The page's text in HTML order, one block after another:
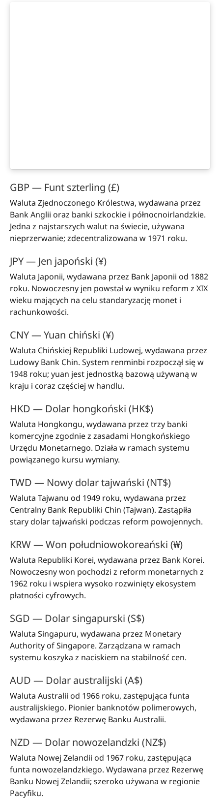
GBP — Funt szterling (£)
Waluta Zjednoczonego Królestwa, wydawana przez
Bank Anglii oraz banki szkockie i północnoirlandzkie.
Jedna z najstarszych walut na świecie, używana
nieprzerwanie; zdecentralizowana w 1971 roku.
JPY — Jen japoński (¥)
Waluta Japonii, wydawana przez Bank Japonii od 1882
roku. Nowoczesny jen powstał w wyniku reform z XIX
wieku mających na celu standaryzację monet i
rachunkowości.
CNY — Yuan chiński (¥)
Waluta Chińskiej Republiki Ludowej, wydawana przez
Ludowy Bank Chin. System renminbi rozpoczął się w
1948 roku; yuan jest jednostką bazową używaną w
kraju i coraz częściej w handlu.
HKD — Dolar hongkoński (HK$)
Waluta Hongkongu, wydawana przez trzy banki
komercyjne zgodnie z zasadami Hongkońskiego
Urzędu Monetarnego. Działa w ramach systemu
powiązanego kursu wymiany.
TWD — Nowy dolar tajwański (NT$)
Waluta Tajwanu od 1949 roku, wydawana przez
Centralny Bank Republiki Chin (Tajwan). Zastąpiła
stary dolar tajwański podczas reform powojennych.
KRW — Won południowokoreański (₩)
Waluta Republiki Korei, wydawana przez Bank Korei.
Nowoczesny won pochodzi z reform monetarnych z
1962 roku i wspiera wysoko rozwinięty ekosystem
płatności cyfrowych.
SGD — Dolar singapurski (S$)
Waluta Singapuru, wydawana przez Monetary
Authority of Singapore. Zarządzana w ramach
systemu koszyka z naciskiem na stabilność cen.
AUD — Dolar australijski (A$)
Waluta Australii od 1966 roku, zastępująca funta
australijskiego. Pionier banknotów polimerowych,
wydawana przez Rezerwę Banku Australii.
NZD — Dolar nowozelandzki (NZ$)
Waluta Nowej Zelandii od 1967 roku, zastępująca
funta nowozelandzkiego. Wydawana przez Rezerwę
Banku Nowej Zelandii; szeroko używana w regionie
Pacyfiku.